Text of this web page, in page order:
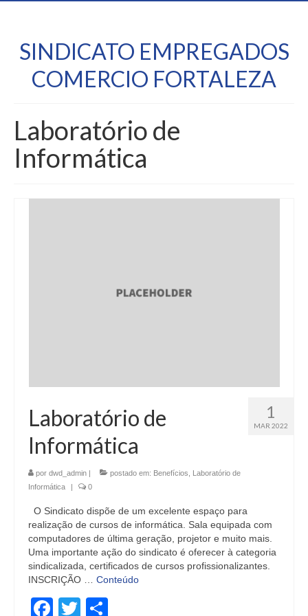
SINDICATO EMPREGADOS
COMERCIO FORTALEZA
Laboratório de
Informática
1
MAR 2022
Laboratório de
Informática
por dwd_admin | postado em: Benefícios
Laboratório de
Informática
| 0
O Sindicato dispõe de um excelente espaço para
realização de cursos de informática. Sala equipada com
computadores de última geração, projetor e muito mais.
Uma importante ação do sindicato é oferecer à categoria
sindicalizada, certificados de cursos profissionalizantes.
INSCRIÇÃO … Conteúdo
Facebook
Twitter